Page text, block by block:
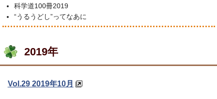
科学道100冊2019
“うるうどし”ってなあに
2019年
Vol.29 2019年10月